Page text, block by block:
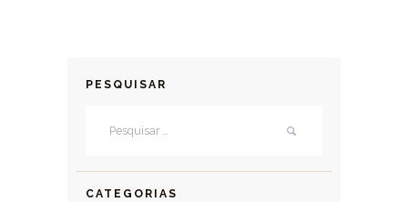
PESQUISAR
CATEGORIAS